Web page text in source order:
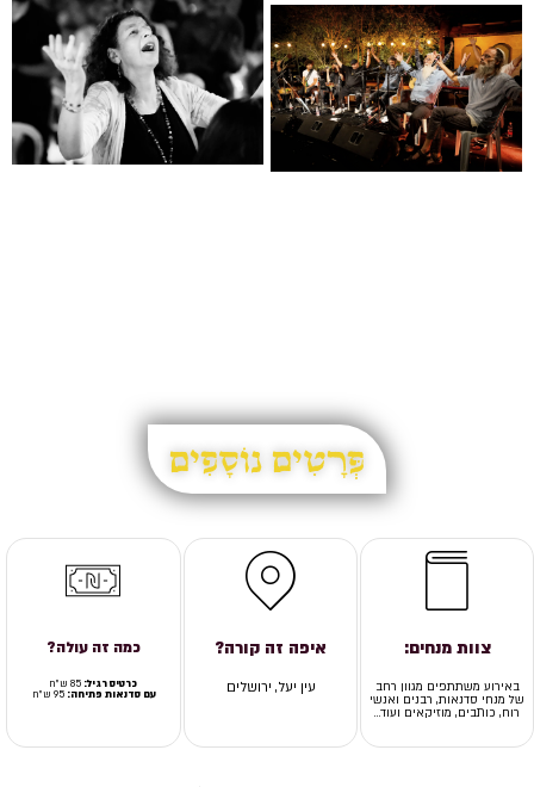
פְּרָטִים נוֹסָפִים
צוות מנחים:
באירוע משתתפים מגוון רחב
של מנחי סדנאות, רבנים ואנשי
רוח, כותבים, מוזיקאים ועוד…
איפה זה קורה?
עין יעל, ירושלים
כמה זה עולה?
כרטיס רגיל:
עם סדנאות פתיחה: